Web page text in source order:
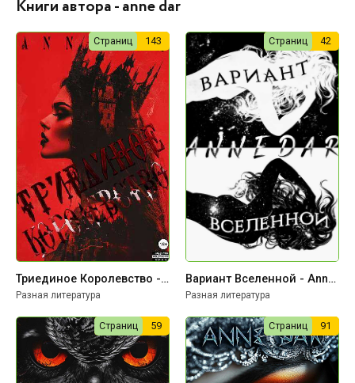
Книги автора - anne dar
Страниц 143
Триединое Королевство - Anne Dar
Разная литература
Страниц 42
Вариант Вселенной - Anne Dar
Разная литература
Страниц 59 Страниц 91